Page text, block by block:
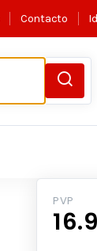
Contacto
PVP